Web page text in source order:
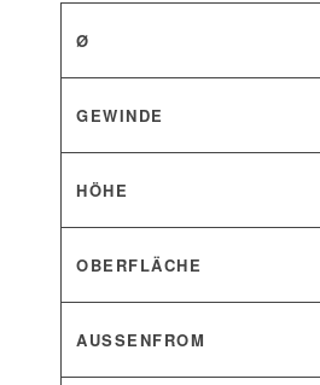
Ø
GEWINDE
HÖHE
OBERFLÄCHE
AUSSENFROM